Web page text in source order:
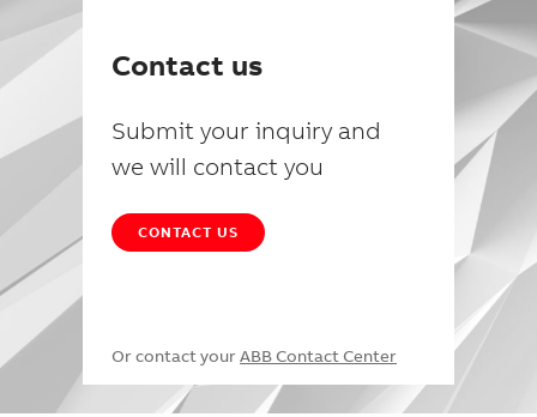
Contact us
Submit your inquiry and
we will contact you
CONTACT US
Or contact your ABB Contact Center